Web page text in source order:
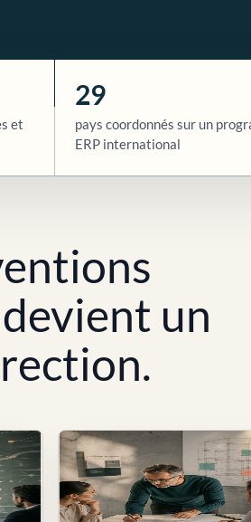
et
29
pays coordonnés sur un
ERP international
un